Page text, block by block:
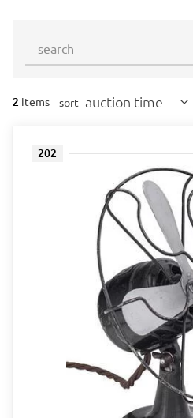
2 items sort auction time
202